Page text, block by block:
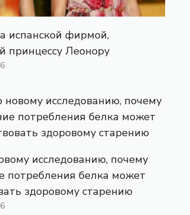
испанской фирмой,
принцессу Леонору
исследованию, почему
потребления белка может
здоровому старению